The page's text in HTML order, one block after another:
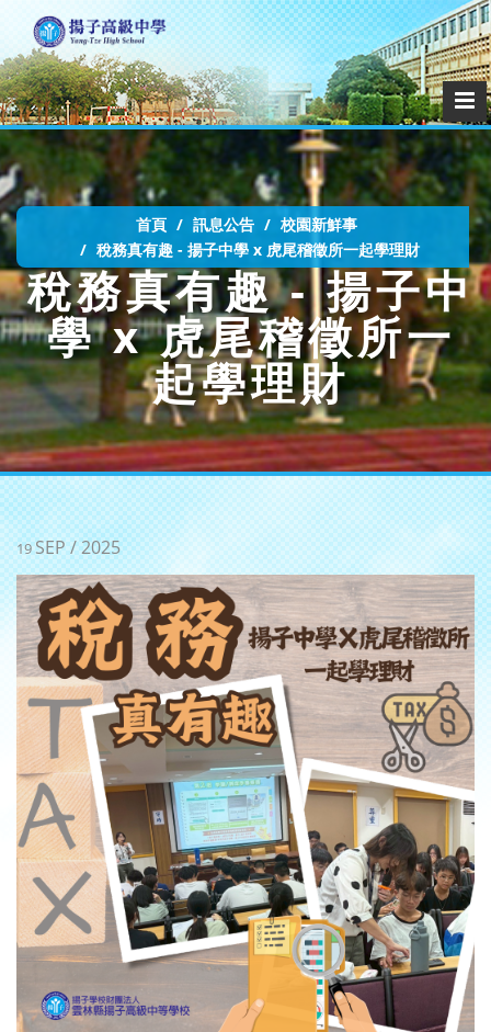
首頁 訊息公告
校園新鮮事
稅務真有趣 - 揚子中學 x 虎尾稽徵所一起學理財
稅務真有趣 - 揚子中
學 x 虎尾稽徵所一
起學理財
19SEP / 2025